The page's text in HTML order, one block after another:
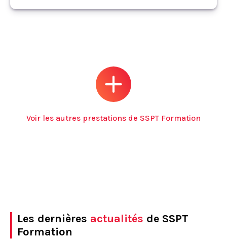
Voir les autres prestations de SSPT Formation
Les dernières actualités de SSPT
Formation